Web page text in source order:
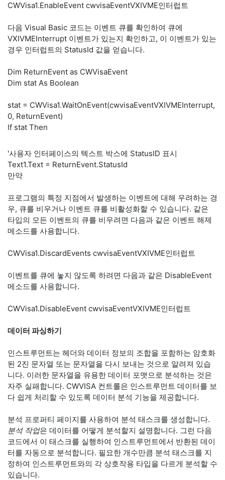
CWVisa1.EnableEvent cwvisaEventVXIVME인터럽트
다음 Visual Basic 코드는 이벤트 큐를 확인하여 큐에
VXIVMEInterrupt 이벤트가 있는지 확인하고, 이 이벤트가 있는
경우 인터럽트의 StatusId 값을 얻습니다.
Dim ReturnEvent as CWVisaEvent
Dim stat As Boolean
stat = CWVisa1.WaitOnEvent(cwvisaEventVXIVMEInterrupt,
0, ReturnEvent)
If stat Then
'사용자 인터페이스의 텍스트 박스에 StatusID 표시
Text1.Text = ReturnEvent.StatusId
만약
프로그램의 특정 지점에서 발생하는 이벤트에 대해 우려하는 경
우, 큐를 비우거나 이벤트 큐를 비활성화할 수 있습니다. 같은
타입의 모든 이벤트의 큐를 비우려면 다음과 같은 이벤트 해제
메소드를 사용합니다.
CWVisa1.DiscardEvents cwvisaEventVXIVME인터럽트
이벤트를 큐에 놓지 않도록 하려면 다음과 같은 DisableEvent
메소드를 사용합니다.
CWVisa1.DisableEvent cwvisaEventVXIVME인터럽트
데이터 파싱하기
인스트루먼트는 헤더와 데이터 정보의 조합을 포함하는 암호화
된 2진 문자열 또는 문자열을 다시 보내는 것으로 알려져 있습
니다. 이러한 문자열을 유용한 데이터 포맷으로 분석하는 것은
자주 실패합니다. CWVISA 컨트롤은 인스트루먼트 데이터를 보
다 쉽게 처리할 수 있도록 데이터 분석 기능을 제공합니다.
분석 프로퍼티 페이지를 사용하여 분석 태스크를 생성합니다.
분석 작업은 데이터를 어떻게 분석할지 설명합니다. 그런 다음
코드에서 이 태스크를 실행하여 인스트루먼트에서 반환된 데이
터를 자동으로 분석합니다. 필요한 개수만큼 분석 태스크를 지
정하여 인스트루먼트와의 각 상호작용 타입을 다르게 분석할 수
있습니다.